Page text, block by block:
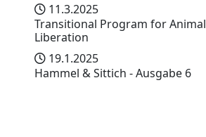
11.3.2025
Transitional Program for Animal
Liberation
19.1.2025
Hammel & Sittich - Ausgabe 6